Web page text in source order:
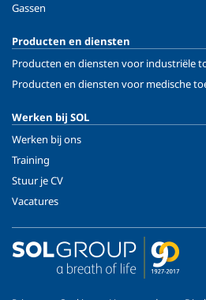
Gassen
Producten en diensten
Producten en diensten voor industriële
Producten en diensten voor medische
Werken bij SOL
Werken bij ons
Training
Stuur je CV
Vacatures